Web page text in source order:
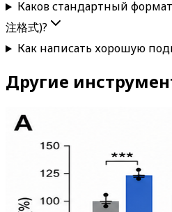
Каков стандартный
注格式)?
Как написать хорошую
Другие